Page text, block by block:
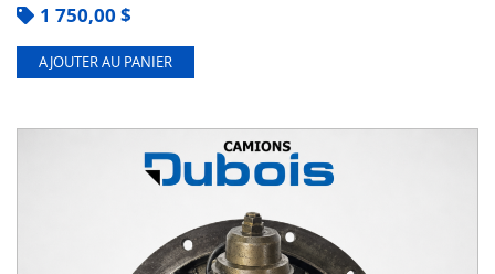
1 750,00 $
AJOUTER AU PANIER